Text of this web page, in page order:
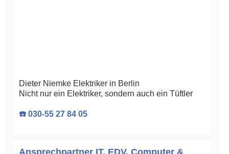
Dieter Niemke Elektriker in Berlin
Nicht nur ein Elektriker, sondern auch ein Tüftler
☎️ 030-55 27 84 05